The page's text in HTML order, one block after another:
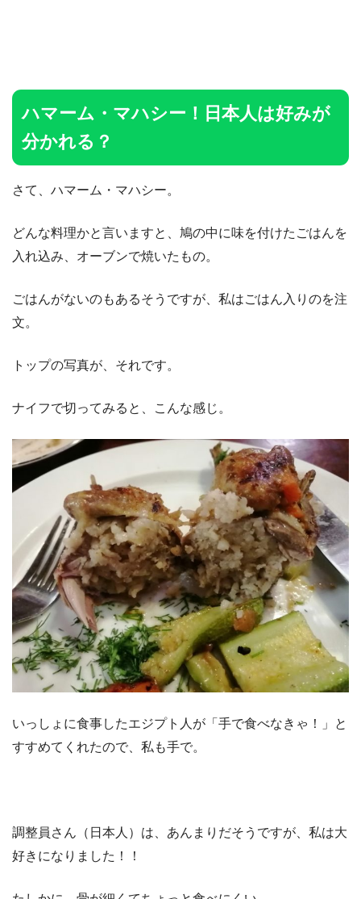
ハマーム・マハシー！日本人は好みが
分かれる？
さて、ハマーム・マハシー。
どんな料理かと言いますと、鳩の中に味を付けたごはんを
入れ込み、オーブンで焼いたもの。
ごはんがないのもあるそうですが、私はごはん入りのを注
文。
トップの写真が、それです。
ナイフで切ってみると、こんな感じ。
いっしょに食事したエジプト人が「手で食べなきゃ！」と
すすめてくれたので、私も手で。
調整員さん（日本人）は、あんまりだそうですが、私は大
好きになりました！！